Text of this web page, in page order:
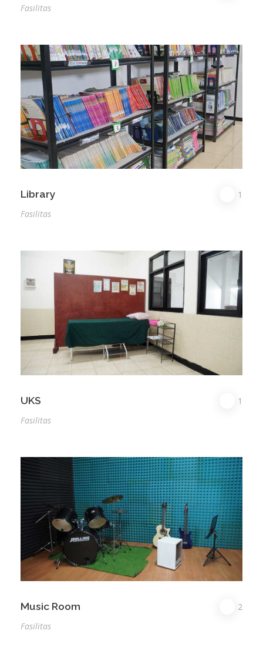
Fasilitas
Library
1
Fasilitas
UKS
1
Fasilitas
Music Room
2
Fasilitas